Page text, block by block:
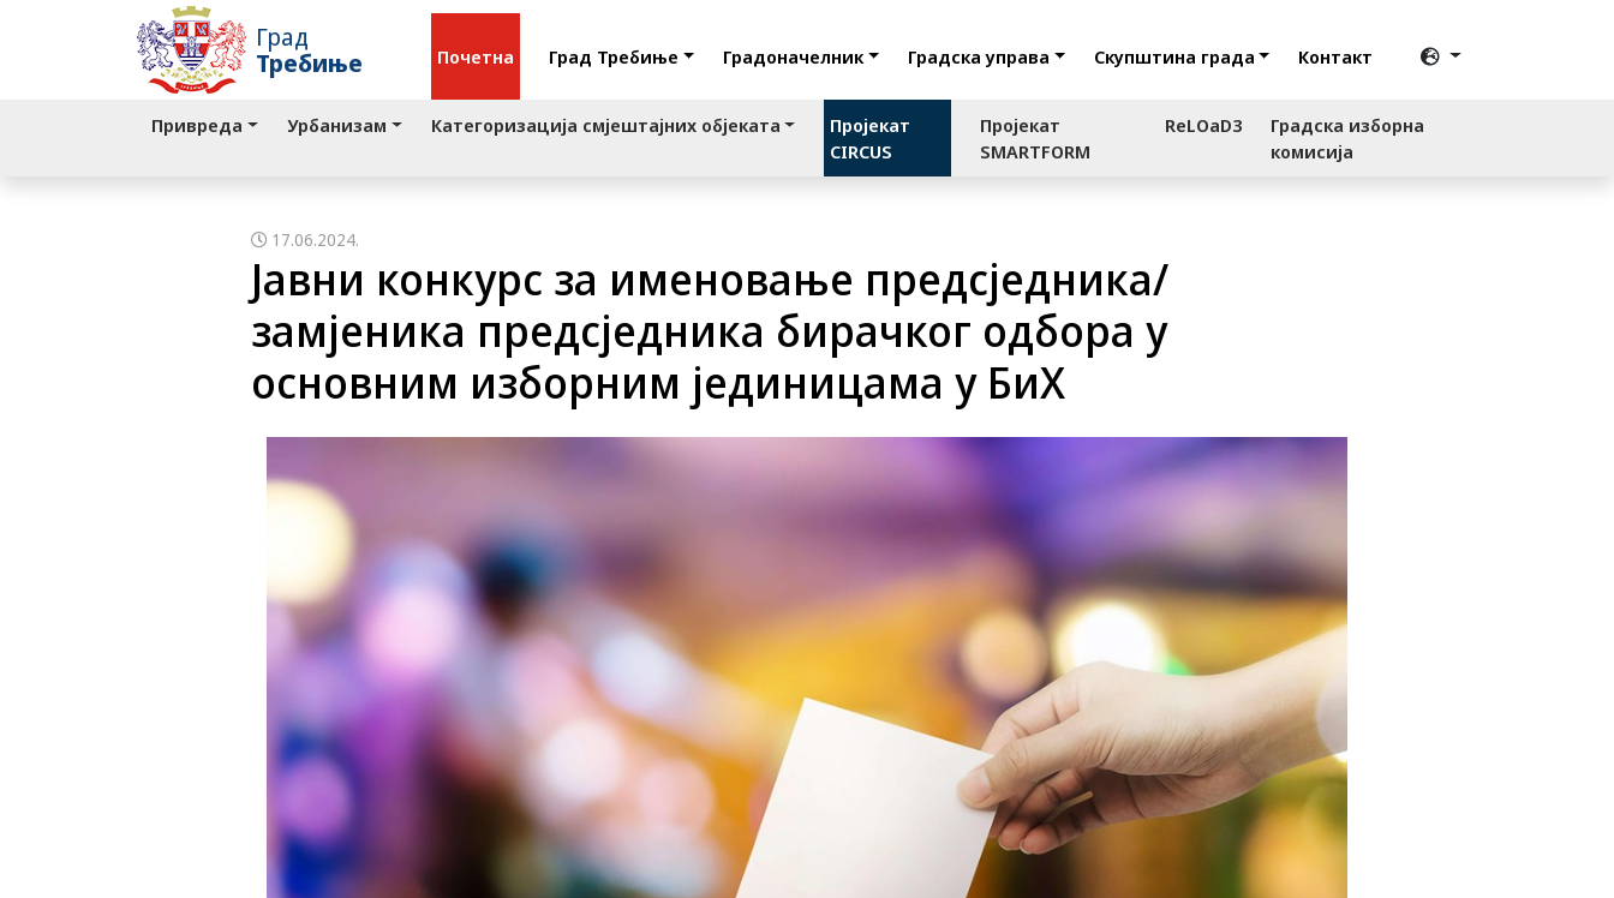
Град
Требиње
Почетна Град Требиње Градоначелник Градска управа Скупштина града Контакт
Привреда Урбанизам Категоризација смјештајних објеката
Пројекат
CIRCUS
Пројекат
SMARTFORM
ReLOaD3
Градска изборна
комисија
17.06.2024.
Јавни конкурс за именовање предсједника/
замјеника предсједника бирачког одбора у
основним изборним јединицама у БиХ